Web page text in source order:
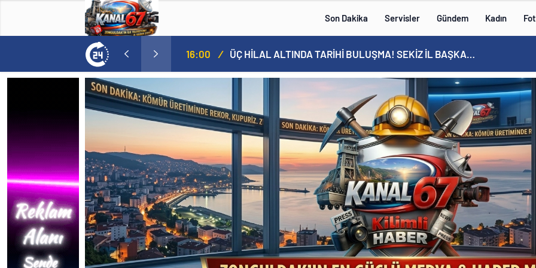
Son Dakika Servisler Gündem Kadın
16:00 / ÜÇ HİLAL ALTINDA TARİHİ BULUŞMA! SEKİZ İL BAŞKANI BİR ARADA